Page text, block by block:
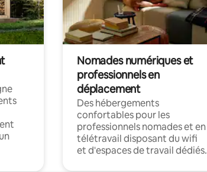
Nomades numériques et
professionnels en
déplacement
Des hébergements
confortables pour les
professionnels nomades et en
télétravail disposant du wifi
et d'espaces de travail dédiés.